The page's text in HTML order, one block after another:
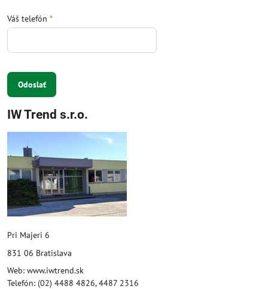
Váš telefón *
Odoslať
IW Trend s.r.o.
Pri Majeri 6
831 06 Bratislava
Web: www.iwtrend.sk
Telefón: (02) 4488 4826, 4487 2316